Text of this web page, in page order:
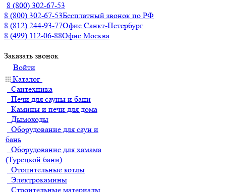
8 (800) 302-67-53
8 (800) 302-67-53Бесплатный звонок по РФ
8 (812) 244-93-77Офис Санкт-Петербург
8 (499) 112-06-88Офис Москва
Заказать звонок
Войти
Каталог
Сантехника
Печи для сауны и бани
Камины и печи для дома
Дымоходы
Оборудование для саун и
бань
Оборудование для хамама
(Турецкой бани)
Отопительные котлы
Электрокамины
Строительные материалы